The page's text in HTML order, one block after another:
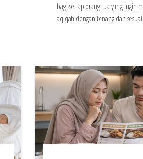
bagi setiap orang tua yang ingin
aqiqah dengan tenang dan